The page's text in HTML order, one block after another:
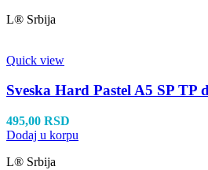
L® Srbija
Quick view
Sveska Hard Pastel A5 SP TP
495,00 RSD
Dodaj u korpu
L® Srbija